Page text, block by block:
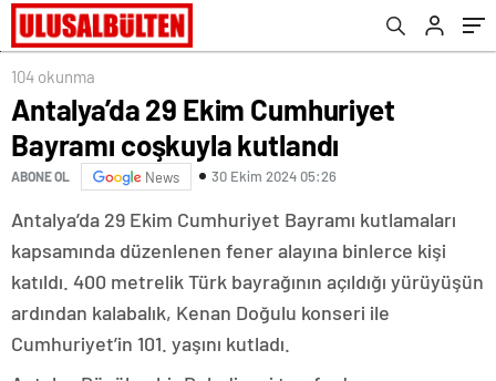
104 okunma
Antalya’da 29 Ekim Cumhuriyet
Bayramı coşkuyla kutlandı
ABONE OL News 30 Ekim 2024 05:26
Antalya’da 29 Ekim Cumhuriyet Bayramı kutlamaları
kapsamında düzenlenen fener alayına binlerce kişi
katıldı. 400 metrelik Türk bayrağının açıldığı yürüyüşün
ardından kalabalık, Kenan Doğulu konseri ile
Cumhuriyet’in 101. yaşını kutladı.